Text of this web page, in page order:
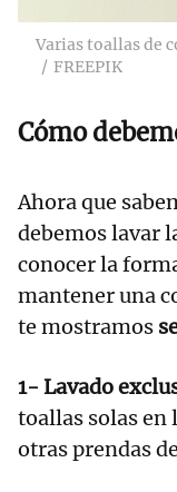
Varias toallas de
FREEPIK
Cómo
Ahora que
debemos lavar
conocer la
mantener una
te mostramos
1- Lavado
toallas solas en
otras prendas